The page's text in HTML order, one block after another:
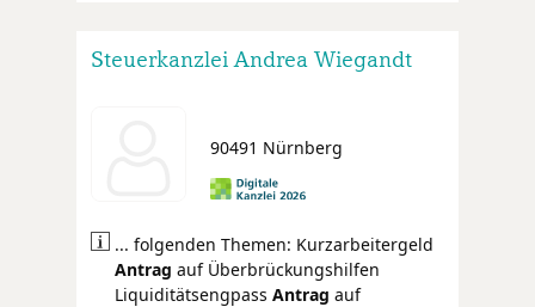
Steuerkanzlei Andrea Wiegandt
90491 Nürnberg
... folgenden Themen: Kurzarbeitergeld
Antrag auf Überbrückungshilfen
Liquiditätsengpass Antrag auf